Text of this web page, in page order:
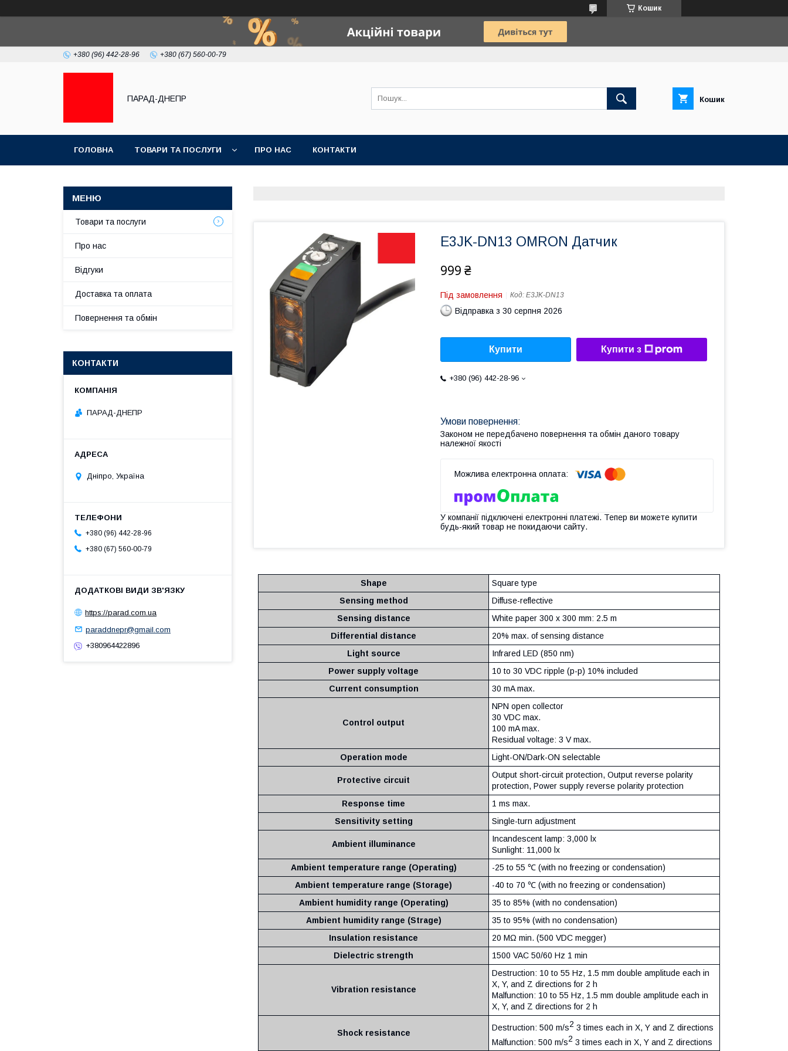
Кошик
+380 (96) 442-28-96 +380 (67) 560-00-79
ПАРАД-ДНЕПР Кошик
ГОЛОВНА ТОВАРИ ТА ПОСЛУГИ ПРО НАС КОНТАКТИ
E3JK-DN13 OMRON Датчик
999 ₴
Під замовлення Код: E3JK-DN13
Відправка з 30 серпня 2026
Купити Купити з
+380 (96) 442-28-96
Законом не передбачено повернення та обмін даного товару
належної якості
У компанії підключені електронні платежі. Тепер ви можете купити
будь-який товар не покидаючи сайту.
Shape
Square type
Sensing method
Diffuse-reflective
Sensing distance
White paper 300 x 300 mm: 2.5 m
Differential distance
20% max. of sensing distance
Light source
Infrared LED (850 nm)
Power supply voltage
10 to 30 VDC ripple (p-p) 10% included
Current consumption
30 mA max.
Control output
NPN open collector
30 VDC max.
100 mA max.
Residual voltage: 3 V max.
Operation mode
Light-ON/Dark-ON selectable
Protective circuit
Output short-circuit protection, Output reverse polarity
protection, Power supply reverse polarity protection
Response time
1 ms max.
Sensitivity setting
Single-turn adjustment
Ambient illuminance
Incandescent lamp: 3,000 lx
Sunlight: 11,000 lx
Ambient temperature range (Operating)
-25 to 55 ℃ (with no freezing or condensation)
Ambient temperature range (Storage)
-40 to 70 ℃ (with no freezing or condensation)
Ambient humidity range (Operating)
35 to 85% (with no condensation)
Ambient humidity range (Strage)
35 to 95% (with no condensation)
Insulation resistance
20 MΩ min. (500 VDC megger)
Dielectric strength
1500 VAC 50/60 Hz 1 min
Vibration resistance
Destruction: 10 to 55 Hz, 1.5 mm double amplitude each in
X, Y, and Z directions for 2 h
Malfunction: 10 to 55 Hz, 1.5 mm double amplitude each in
X, Y, and Z directions for 2 h
Shock resistance
Destruction: 500 m/s2 3 times each in X, Y and Z directions
Malfunction: 500 m/s2 3 times each in X, Y and Z directions
Товари та послуги
Про нас
Відгуки
Доставка та оплата
Повернення та обмін
КОНТАКТИ
ПАРАД-ДНЕПР
Дніпро, Україна
+380 (96) 442-28-96
+380 (67) 560-00-79
https://parad.com.ua
paraddnepr@gmail.com
+380964422896